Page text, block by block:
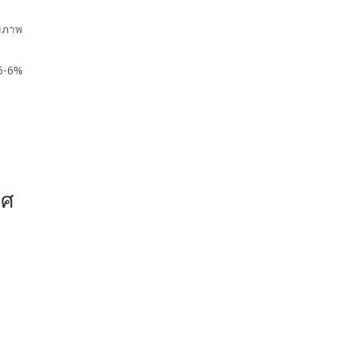
าพ
6%